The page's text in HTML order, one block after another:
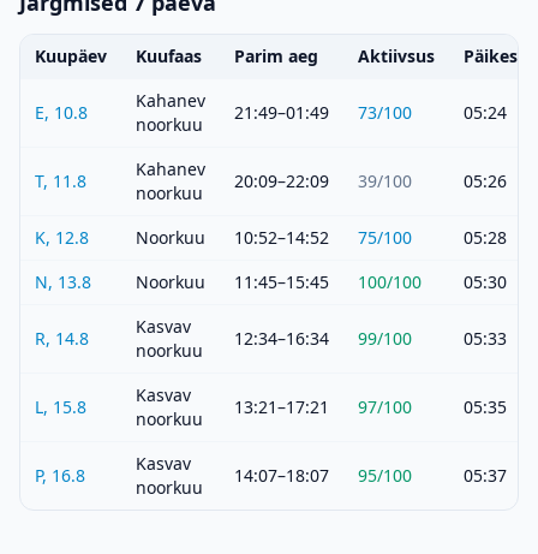
Kuupäev Kuufaas Parim aeg Aktiivsus
E, 10.8
Kahanev
noorkuu
21:49–01:49 73/100 05:24
T, 11.8
Kahanev
noorkuu
20:09–22:09 39/100 05:26
K, 12.8 Noorkuu 10:52–14:52 75/100
05:28
N, 13.8
Noorkuu 11:45–15:45 100/100 05:30
R, 14.8
Kasvav
noorkuu
12:34–16:34 99/100 05:33
L, 15.8
Kasvav
noorkuu
13:21–17:21 97/100 05:35
P, 16.8
Kasvav
noorkuu
14:07–18:07 95/100 05:37